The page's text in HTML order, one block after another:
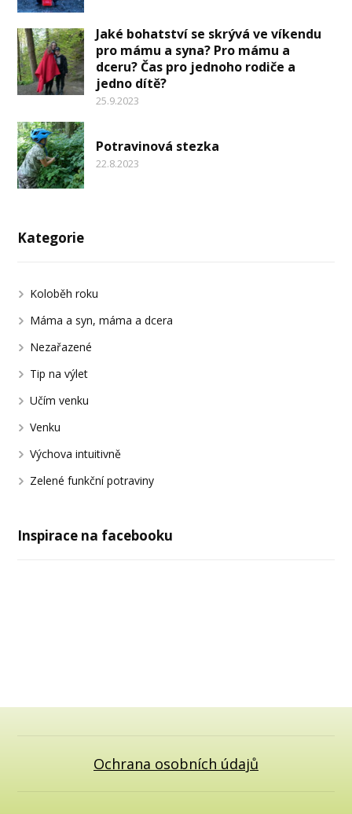
Jaké bohatství se skrývá ve víkendu
pro mámu a syna? Pro mámu a
dceru? Čas pro jednoho rodiče a
jedno dítě?
25.9.2023
Potravinová stezka
22.8.2023
Kategorie
Koloběh roku
Máma a syn, máma a dcera
Nezařazené
Tip na výlet
Učím venku
Venku
Výchova intuitivně
Zelené funkční potraviny
Inspirace na facebooku
Ochrana osobních údajů